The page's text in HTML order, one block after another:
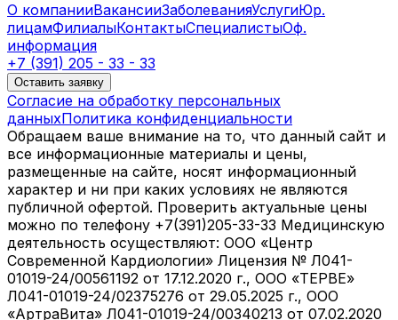
О компанииВакансииЗаболеванияУслугиЮр.
лицамФилиалыКонтактыСпециалистыОф.
информация
+7 (391) 205 - 33 - 33
Оставить заявку
Согласие на обработку персональных
данныхПолитика конфиденциальности
Обращаем ваше внимание на то, что данный сайт и
все информационные материалы и цены,
размещенные на сайте, носят информационный
характер и ни при каких условиях не являются
публичной офертой. Проверить актуальные цены
можно по телефону +7(391)205-33-33 Медицинскую
деятельность осуществляют: ООО «Центр
Современной Кардиологии» Лицензия № Л041-
01019-24/00561192 от 17.12.2020 г., ООО «ТЕРВЕ»
Л041-01019-24/02375276 от 29.05.2025 г., ООО
«АртраВита» Л041-01019-24/00340213 от 07.02.2020